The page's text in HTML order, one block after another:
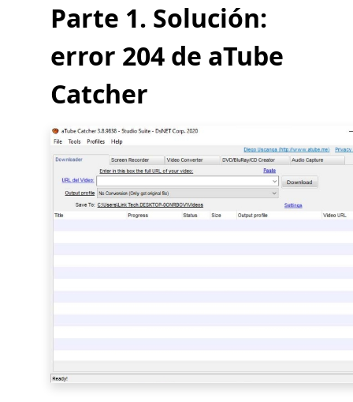
Parte 1. Solución:
error 204 de aTube
Catcher